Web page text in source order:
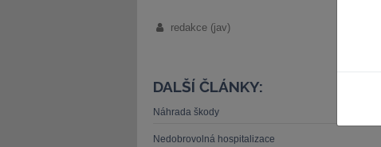
redakce (jav)
DALŠÍ ČLÁNKY:
Náhrada škody
Nedobrovolná hospitalizace